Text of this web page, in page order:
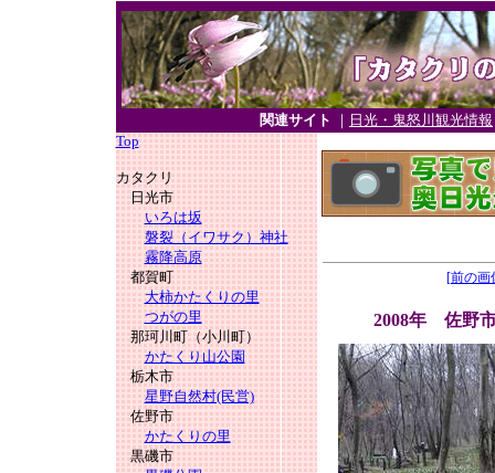
関連サイト ｜ 日光・鬼怒川観光情報
Top
カタクリ
日光市
いろは坂
磐裂（イワサク）神社
霧降高原
都賀町
大柿かたくりの里
つがの里
那珂川町（小川町）
かたくり山公園
栃木市
星野自然村(民営)
佐野市
かたくりの里
黒磯市
[前の画
2008年 佐野